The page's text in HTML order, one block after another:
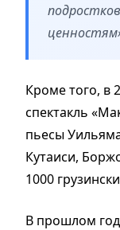
Кроме того, в
спектакль
пьесы
Кутаиси,
1000
В прошлом